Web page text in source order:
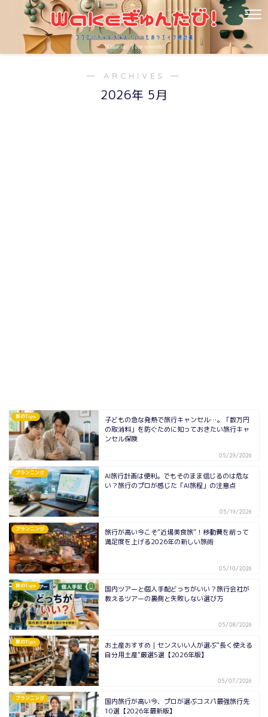
― ARCHIVES ―
2026年 5月
旅のTips
子どもの急な発熱で旅行キャンセル…。「数万円
の取消料」を防ぐために知っておきたい旅行キャ
ンセル保険
05/29/2026
プランニング
AI旅行計画は便利。でもそのまま信じるのは危な
い？旅行のプロが感じた「AI旅程」の注意点
05/19/2026
プランニング
旅行が高い今こそ“近場美食旅”！移動費を削って
満足度を上げる2026年の新しい旅術
05/10/2026
旅のTips
国内ツアーと個人手配どっちがいい？旅行会社が
教えるツアーの裏側と失敗しない選び方
05/08/2026
旅のTips
お土産おすすめ｜センスいい人が選ぶ“長く使える
自分用土産”厳選5選【2026年版】
05/07/2026
プランニング
国内旅行が高い今、プロが選ぶコスパ最強旅行先
10選【2026年最新版】